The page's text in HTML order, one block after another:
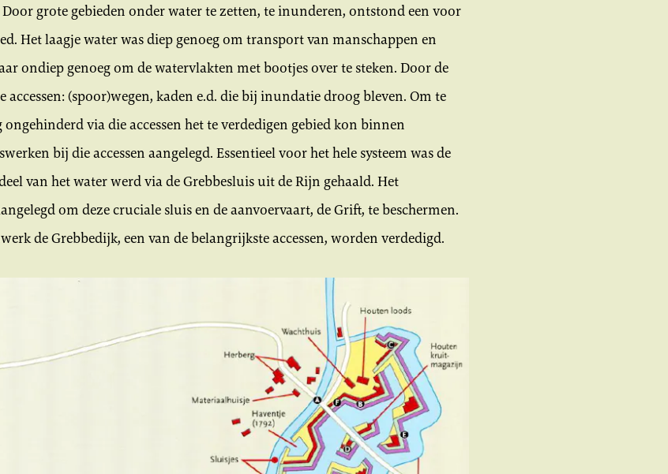
grote gebieden onder water te zetten, te inunderen, ontstond een voor
Het laagje water was diep genoeg om transport van manschappen en
ondiep genoeg om de watervlakten met bootjes over te steken. Door de
(spoor)wegen, kaden e.d. die bij inundatie droog bleven. Om te
via die accessen het te verdedigen gebied kon binnen
bij die accessen aangelegd. Essentieel voor het hele systeem was de
van het water werd via de Grebbesluis uit de Rijn gehaald. Het
om deze cruciale sluis en de aanvoervaart, de Grift, te beschermen.
de Grebbedijk, een van de belangrijkste accessen, worden verdedigd.